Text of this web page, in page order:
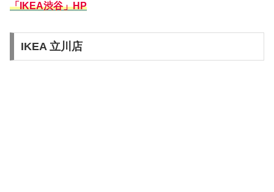
「IKEA渋谷」HP
IKEA 立川店